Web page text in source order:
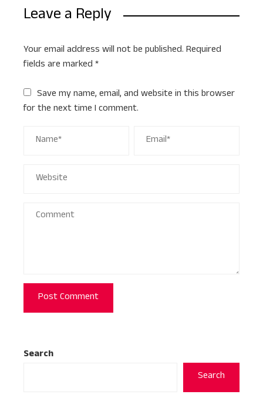
Leave a Reply
Your email address will not be published. Required
fields are marked *
Save my name, email, and website in this browser
for the next time I comment.
Search
Search